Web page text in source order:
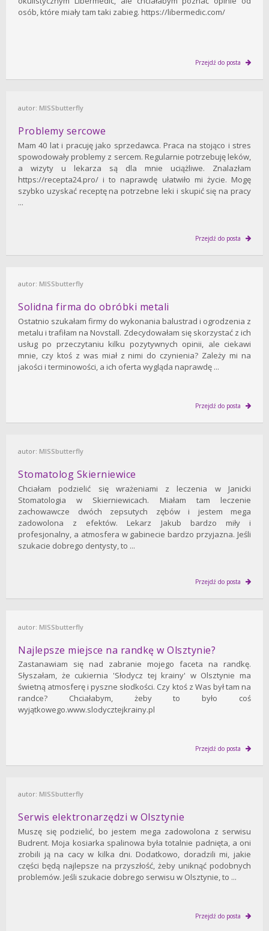
osób, które miały tam taki zabieg. https://libermedic.com/
Przejdź do posta
autor: MISSbutterfly
Problemy sercowe
Mam 40 lat i pracuję jako sprzedawca. Praca na stojąco i stres
spowodowały problemy z sercem. Regularnie potrzebuję leków,
a wizyty u lekarza są dla mnie uciążliwe. Znalazłam
https://recepta24.pro/ i to naprawdę ułatwiło mi życie. Mogę
szybko uzyskać receptę na potrzebne leki i skupić się na pracy
...
Przejdź do posta
autor: MISSbutterfly
Solidna firma do obróbki metali
Ostatnio szukałam firmy do wykonania balustrad i ogrodzenia z
metalu i trafiłam na Novstall. Zdecydowałam się skorzystać z ich
usług po przeczytaniu kilku pozytywnych opinii, ale ciekawi
mnie, czy ktoś z was miał z nimi do czynienia? Zależy mi na
jakości i terminowości, a ich oferta wygląda naprawdę ...
Przejdź do posta
autor: MISSbutterfly
Stomatolog Skierniewice
Chciałam podzielić się wrażeniami z leczenia w Janicki
Stomatologia w Skierniewicach. Miałam tam leczenie
zachowawcze dwóch zepsutych zębów i jestem mega
zadowolona z efektów. Lekarz Jakub bardzo miły i
profesjonalny, a atmosfera w gabinecie bardzo przyjazna. Jeśli
szukacie dobrego dentysty, to ...
Przejdź do posta
autor: MISSbutterfly
Najlepsze miejsce na randkę w Olsztynie?
Zastanawiam się nad zabranie mojego faceta na randkę.
Słyszałam, że cukiernia 'Słodycz tej krainy' w Olsztynie ma
świetną atmosferę i pyszne słodkości. Czy ktoś z Was był tam na
randce? Chciałabym, żeby to było coś
wyjątkowego.www.slodycztejkrainy.pl
Przejdź do posta
autor: MISSbutterfly
Serwis elektronarzędzi w Olsztynie
Muszę się podzielić, bo jestem mega zadowolona z serwisu
Budrent. Moja kosiarka spalinowa była totalnie padnięta, a oni
zrobili ją na cacy w kilka dni. Dodatkowo, doradzili mi, jakie
części będą najlepsze na przyszłość, żeby uniknąć podobnych
problemów. Jeśli szukacie dobrego serwisu w Olsztynie, to ...
Przejdź do posta